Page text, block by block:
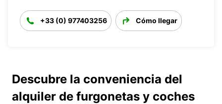
+33 (0) 977403256 Cómo llegar
Descubre la conveniencia del
alquiler de furgonetas y coches